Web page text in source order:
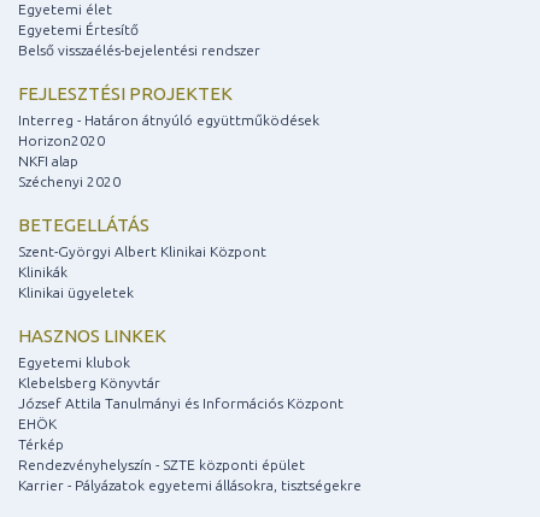
Egyetemi élet
Egyetemi Értesítő
Belső visszaélés-bejelentési rendszer
FEJLESZTÉSI PROJEKTEK
Interreg - Határon átnyúló együttműködések
Horizon2020
NKFI alap
Széchenyi 2020
BETEGELLÁTÁS
Szent-Györgyi Albert Klinikai Központ
Klinikák
Klinikai ügyeletek
HASZNOS LINKEK
Egyetemi klubok
Klebelsberg Könyvtár
József Attila Tanulmányi és Információs Központ
EHÖK
Térkép
Rendezvényhelyszín - SZTE központi épület
Karrier - Pályázatok egyetemi állásokra, tisztségekre